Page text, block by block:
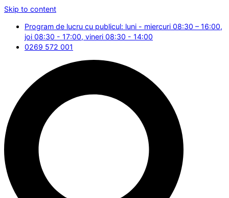
Skip to content
Program de lucru cu publicul: luni - miercuri 08:30 – 16:00,
joi 08:30 - 17:00, vineri 08:30 - 14:00
0269 572 001